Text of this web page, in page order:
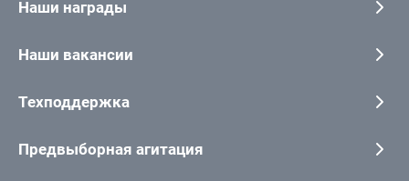
Наши награды
Наши вакансии
Техподдержка
Предвыборная агитация